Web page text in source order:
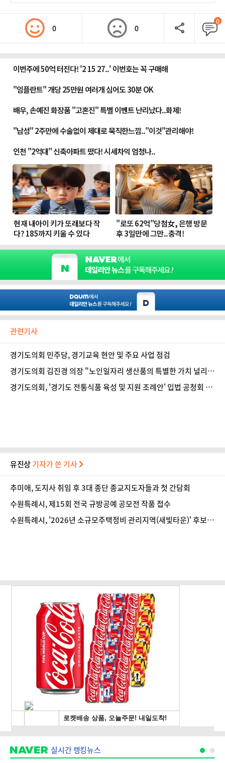
0 0
0
관련기사
경기도의회 민주당, 경기교육 현안 및 주요 사업 점검
경기도의회 김진경 의장 "노인일자리 생산품의 특별한 가치 널리
알려지기를"
경기도의회, '경기도 전통식품 육성 및 지원 조례안' 입법 공청회 개
유진상기자가 쓴 기사
추미애, 도지사 취임 후 3대 종단 종교지도자들과 첫 간담회
수원특례시, 제15회 전국 규방공예 공모전 작품 접수
수원특례시, '2026년 소규모주택정비 관리지역(새빛타운)' 후보지
실시간 랭킹뉴스